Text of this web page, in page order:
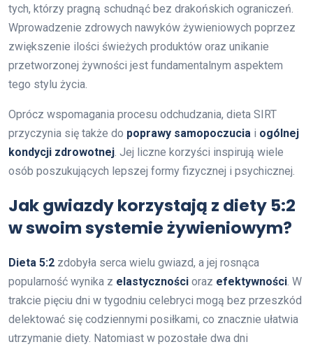
tych, którzy pragną schudnąć bez drakońskich ograniczeń.
Wprowadzenie zdrowych nawyków żywieniowych poprzez
zwiększenie ilości świeżych produktów oraz unikanie
przetworzonej żywności jest fundamentalnym aspektem
tego stylu życia.
Oprócz wspomagania procesu odchudzania, dieta SIRT
przyczynia się także do poprawy samopoczucia i ogólnej
kondycji zdrowotnej . Jej liczne korzyści inspirują wiele
osób poszukujących lepszej formy fizycznej i psychicznej.
Jak gwiazdy korzystają z diety 5:2
w swoim systemie żywieniowym?
Dieta 5:2 zdobyła serca wielu gwiazd, a jej rosnąca
popularność wynika z elastyczności oraz efektywności . W
trakcie pięciu dni w tygodniu celebryci mogą bez przeszkód
delektować się codziennymi posiłkami, co znacznie ułatwia
utrzymanie diety. Natomiast w pozostałe dwa dni